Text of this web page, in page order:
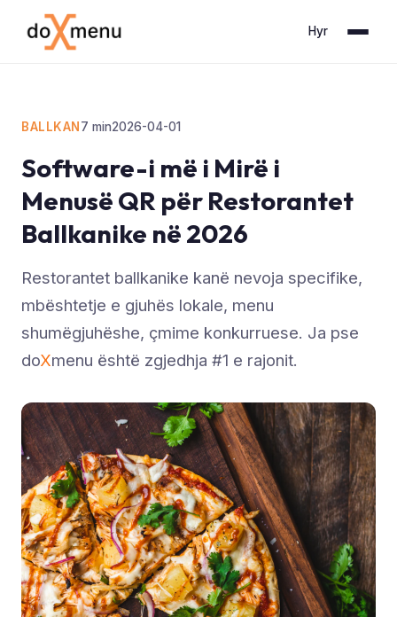
Hyr
BALLKAN 7 min2026-04-01
Software-i më i Mirë i
Menusë QR për Restorantet
Ballkanike në 2026
Restorantet ballkanike kanë nevoja specifike,
mbështetje e gjuhës lokale, menu
shumëgjuhëshe, çmime konkurruese. Ja pse
doXmenu është zgjedhja #1 e rajonit.